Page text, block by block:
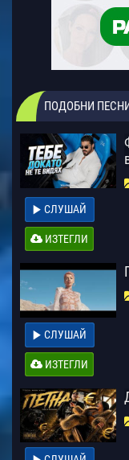
ПОДОБНИ ПЕСНИ
СЛУШАЙ
ИЗТЕГЛИ
СЛУШАЙ
ИЗТЕГЛИ